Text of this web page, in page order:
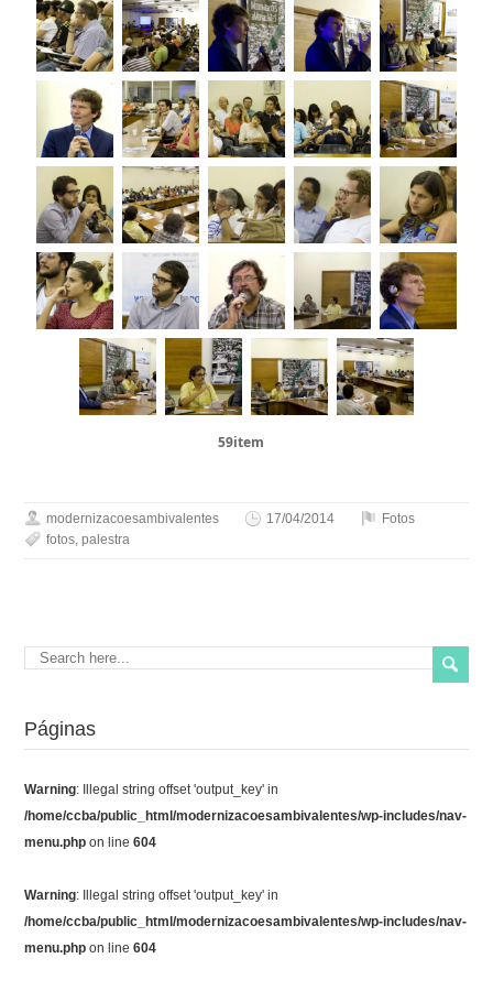
59item
modernizacoesambivalentes 17/04/2014
Fotos
fotos,palestra
Páginas
Warning: Illegal string offset 'output_key' in
/home/ccba/public_html/modernizacoesambivalentes/wp-includes/nav-
menu.php on line604
Warning: Illegal string offset 'output_key' in
/home/ccba/public_html/modernizacoesambivalentes/wp-includes/nav-
menu.php on line604